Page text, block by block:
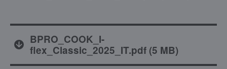
BPRO_COOK_I-
flex_Classic_2025_IT.pdf (5 MB)